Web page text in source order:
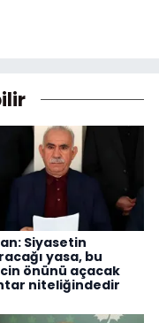
Siyasetin
yasa, bu
önünü açacak
niteliğindedir